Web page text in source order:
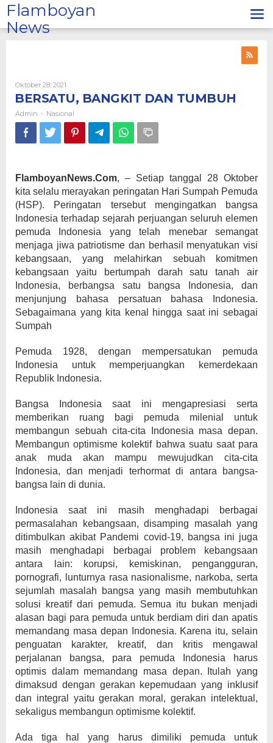
Lewati
ke
konten
Flamboyan
News
Oktober 28, 2021
Admin
BERSATU, BANGKIT DAN TUMBUH
Admin - Nasional
FlamboyanNews.Com, – Setiap tanggal 28 Oktober
kita selalu merayakan peringatan Hari Sumpah Pemuda
(HSP). Peringatan tersebut mengingatkan bangsa
Indonesia terhadap sejarah perjuangan seluruh elemen
pemuda Indonesia yang telah menebar semangat
menjaga jiwa patriotisme dan berhasil menyatukan visi
kebangsaan, yang melahirkan sebuah komitmen
kebangsaan yaitu bertumpah darah satu tanah air
Indonesia, berbangsa satu bangsa Indonesia, dan
menjunjung bahasa persatuan bahasa Indonesia.
Sebagaimana yang kita kenal hingga saat ini sebagai
Sumpah
Pemuda 1928, dengan mempersatukan pemuda
Indonesia untuk memperjuangkan kemerdekaan
Republik Indonesia.
Bangsa Indonesia saat ini mengapresiasi serta
memberikan ruang bagi pemuda milenial untuk
membangun sebuah cita-cita Indonesia masa depan.
Membangun optimisme kolektif bahwa suatu saat para
anak muda akan mampu mewujudkan cita-cita
Indonesia, dan menjadi terhormat di antara bangsa-
bangsa lain di dunia.
Indonesia saat ini masih menghadapi berbagai
permasalahan kebangsaan, disamping masalah yang
ditimbulkan akibat Pandemi covid-19, bangsa ini juga
masih menghadapi berbagai problem kebangsaan
antara lain: korupsi, kemiskinan, pengangguran,
pornografi, lunturnya rasa nasionalisme, narkoba, serta
sejumlah masalah bangsa yang masih membutuhkan
solusi kreatif dari pemuda. Semua itu bukan menjadi
alasan bagi para pemuda untuk berdiam diri dan apatis
memandang masa depan Indonesia. Karena itu, selain
penguatan karakter, kreatif, dan kritis mengawal
perjalanan bangsa, para pemuda Indonesia harus
optimis dalam memandang masa depan. Itulah yang
dimaksud dengan gerakan kepemudaan yang inklusif
dan integral yaitu gerakan moral, gerakan intelektual,
sekaligus membangun optimisme kolektif.
Ada tiga hal yang harus dimiliki pemuda untuk